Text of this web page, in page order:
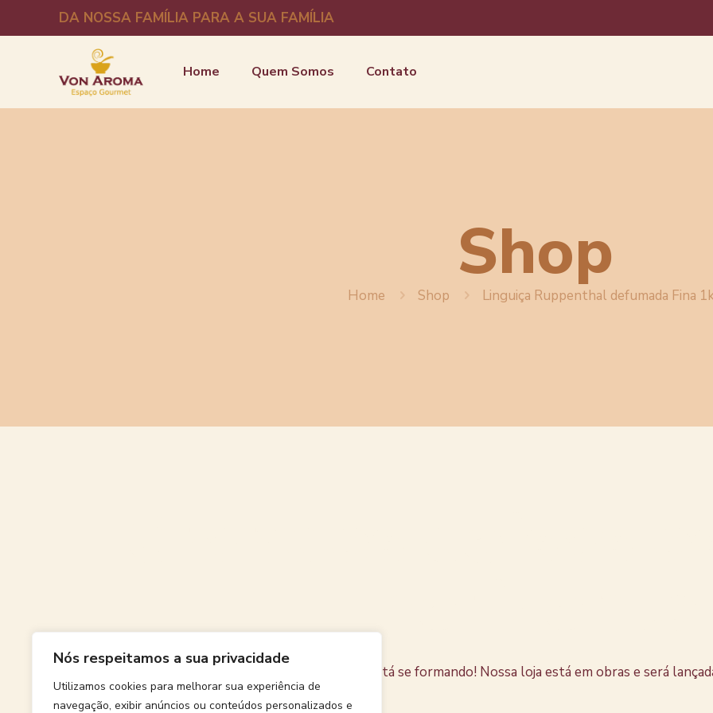
Nós respeitamos a sua privacidade
Utilizamos cookies para melhorar sua experiência de
navegação, exibir anúncios ou conteúdos personalizados e
DA NOSSA FAMÍLIA PARA A SUA FAMÍLIA
Home Quem Somos Contato
Shop
Home Shop Linguiça Ruppenthal defumada Fina
Algo grande está se formando! Nossa loja está em obras e será